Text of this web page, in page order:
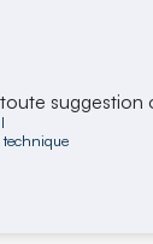
suggestion